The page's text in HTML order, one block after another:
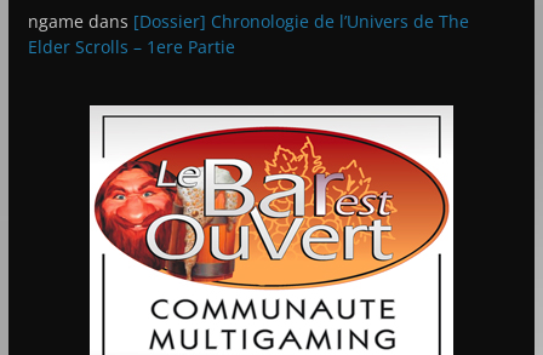
ngame dans [Dossier] Chronologie de l’Univers de The
Elder Scrolls – 1ere Partie